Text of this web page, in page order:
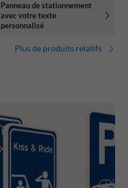
Panneau de stationnement
avec votre texte
personnalisé
Plus de produits relatifs